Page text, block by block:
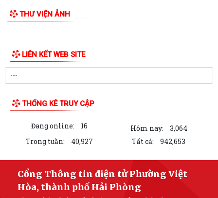
Bảo đảm thực hiện chính sách bảo hiểm y tế đối với học sinh, sinh viên
ký kết thỏa ước lao động tập thể
THƯ KHEN CỦA UBND PHƯỜNG GỬI CÁN BỘ, CHIẾN SĨ CÔNG AN
KỶ NIỆM 79 NĂM NGÀY THƯƠNG BINH - LIỆT SĨ (27/7/1947 -
HỘI CỰU CHIẾN BINH PHỐI HỢP VỚI HỘI NẠN NHÂN DA CAM/DIOXIN
PHƯỜNG VIỆT HÒA THĂM, TẶNG QUÀ GIA ĐÌNH...
PHƯỜNG VIỆT HÒA THẮP NẾN TRI ÂN CÁC ANH HÙNG LIỆT SĨ NHÂN
KỶ NIỆM 79 NĂM NGÀY THƯƠNG BINH - LIỆT SĨ...
THƯ VIỆN ẢNH